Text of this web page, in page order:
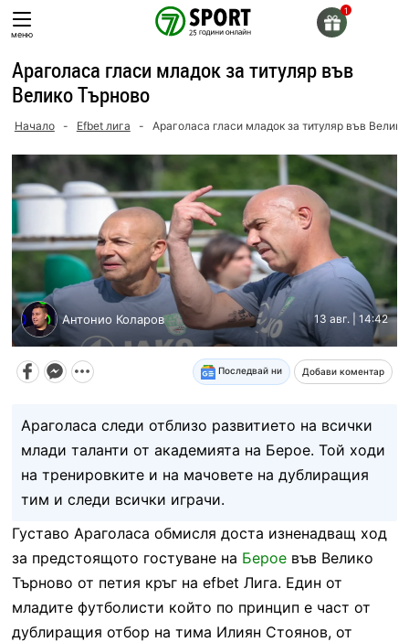
Skip
toменю
Араголаса гласи младок за титуляр във
Велико Търново
Начало - Efbet лига - Араголаса гласи младок за титуляр във
Антонио Коларов 13 авг. | 14:42
Последвай ни Добави коментар
Араголаса следи отблизо развитието на всички
млади таланти от академията на Берое. Той ходи
на тренировките и на мачовете на дублиращия
тим и следи всички играчи.
Густаво Араголаса обмисля доста изненадващ ход
за предстоящото гостуване на Бероевъв Велико
Търново от петия кръг на efbet Лига. Един от
младите футболисти който по принцип е част от
дублиращия отбор на тима Илиян Стоянов, от